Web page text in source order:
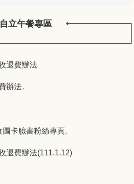
自立午餐專區
退費辦法
辦法。
圖卡臉書粉絲專頁。
退費辦法(111.1.12)